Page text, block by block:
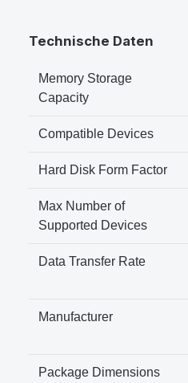
Technische Daten
Memory Storage
Capacity
Compatible Devices
Hard Disk Form Factor
Max Number of
Supported Devices
Data Transfer Rate
Manufacturer
Package Dimensions